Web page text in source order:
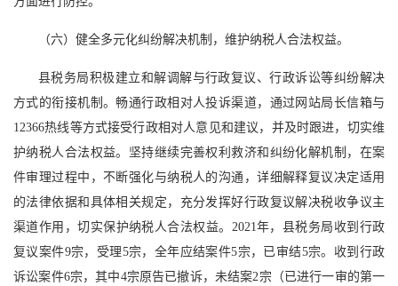
（六）健全多元化纠纷解决机制，维护纳税人合法权益。
县税务局积极建立和解调解与行政复议、行政诉讼等纠纷解决
方式的衔接机制。畅通行政相对人投诉渠道，通过网站局长信箱与
12366热线等方式接受行政相对人意见和建议，并及时跟进，切实维
护纳税人合法权益。坚持继续完善权利救济和纠纷化解机制，在案
件审理过程中，不断强化与纳税人的沟通，详细解释复议决定适用
的法律依据和具体相关规定，充分发挥好行政复议解决税收争议主
渠道作用，切实保护纳税人合法权益。2021年，县税务局收到行政
复议案件9宗，受理5宗，全年应结案件5宗，已审结5宗。收到行政
诉讼案件6宗，其中4宗原告已撤诉，未结案2宗（已进行一审的第一